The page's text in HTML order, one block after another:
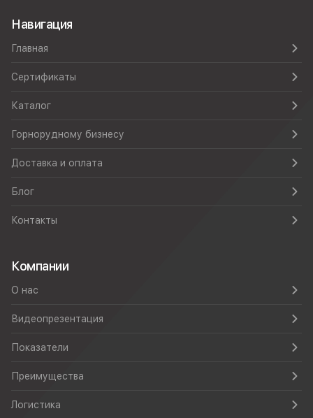
Навигация
Главная
Сертификаты
Каталог
Горнорудному бизнесу
Доставка и оплата
Блог
Контакты
Компании
О нас
Видеопрезентация
Показатели
Преимущества
Логистика